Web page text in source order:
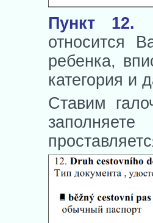
Пункт 12.
относится
ребенка,
категория и
Ставим